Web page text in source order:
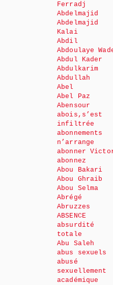
Ferradj
Abdelmajid
Abdelmajid
Kalai
Abdil
Abdoulaye
Abdul Kader
Abdulkarim
Abdullah
Abel
Abel Paz
Abensour
abois,s’est
infiltrée
abonnements
n’arrange
abonner
abonnez
Abou Bakari
Abou Ghraib
Abou Selma
Abrégé
Abruzzes
ABSENCE
absurdité
totale
Abu Saleh
abus sexuels
abusé
sexuellement
académique